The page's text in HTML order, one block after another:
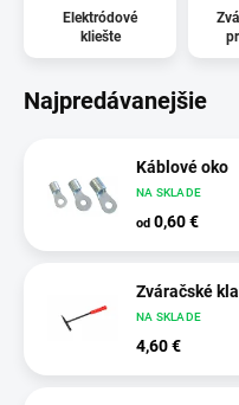
Elektródové
kliešte
Najpredávanejšie
Káblové oko
NA SKLADE
od 0,60 €
Zváračské
NA SKLADE
4,60 €